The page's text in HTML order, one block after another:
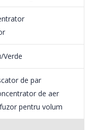
poate oferi mai mult
Verde
de par
de aer
pentru volum